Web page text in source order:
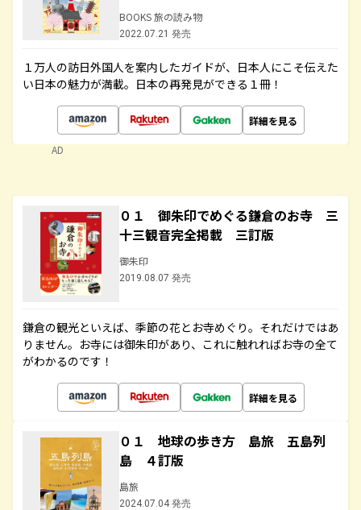
BOOKS 旅の読み物
2022.07.21 発売
１万人の訪日外国人を案内したガイドが、日本人にこそ伝えた
い日本の魅力が満載。日本の再発見ができる１冊！
詳細を見る
AD
０１ 御朱印でめぐる鎌倉のお寺 三
十三観音完全掲載 三訂版
御朱印
2019.08.07 発売
鎌倉の観光といえば、季節の花とお寺めぐり。それだけではあ
りません。お寺には御朱印があり、これに触れればお寺の全て
がわかるのです！
詳細を見る
０１ 地球の歩き方 島旅 五島列
島 ４訂版
島旅
2024.07.04 発売